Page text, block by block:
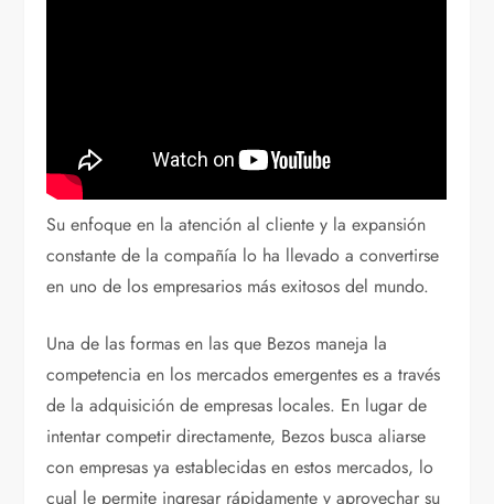
Su enfoque en la atención al cliente y la expansión
constante de la compañía lo ha llevado a convertirse
en uno de los empresarios más exitosos del mundo.
Una de las formas en las que Bezos maneja la
competencia en los mercados emergentes es a través
de la adquisición de empresas locales. En lugar de
intentar competir directamente, Bezos busca aliarse
con empresas ya establecidas en estos mercados, lo
cual le permite ingresar rápidamente y aprovechar su